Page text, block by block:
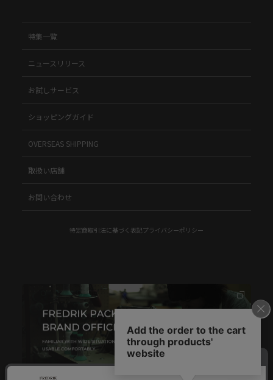
特集一覧
ニュースリリース
お試しサービス
ショッピングガイド
OVERSEAS SHIPPING
取扱い店舗
お問い合わせ
特定商取引法に基づく表記プライバシーポリシー